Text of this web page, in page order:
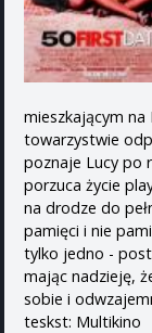
mieszkającym na
towarzystwie
poznaje Lucy po
porzuca życie
na drodze do
pamięci i nie
tylko jedno -
mając nadzieję,
sobie i
teskst: Multikino